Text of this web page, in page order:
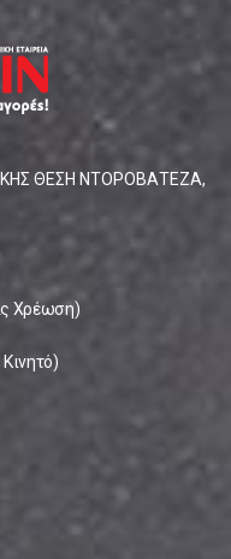
ΘΕΣΗ ΝΤΟΡΟΒΑΤΕΖΑ,
Χρέωση)